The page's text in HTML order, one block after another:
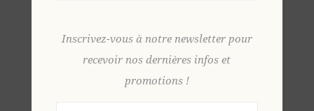
Inscrivez-vous à notre newsletter pour
recevoir nos dernières infos et
promotions !